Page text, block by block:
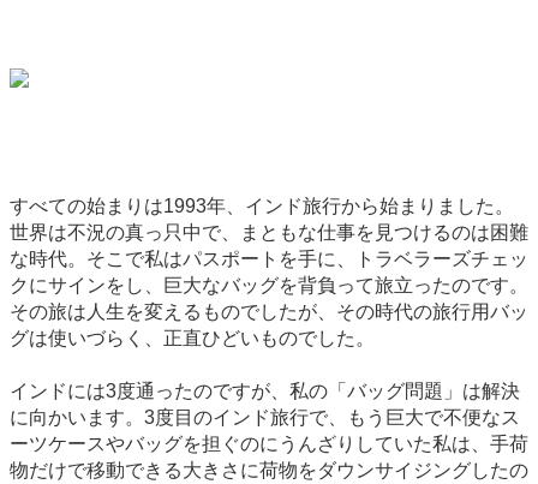
すべての始まりは1993年、インド旅行から始まりました。
世界は不況の真っ只中で、まともな仕事を見つけるのは困難
な時代。そこで私はパスポートを手に、トラベラーズチェッ
クにサインをし、巨大なバッグを背負って旅立ったのです。
その旅は人生を変えるものでしたが、その時代の旅行用バッ
グは使いづらく、正直ひどいものでした。
インドには3度通ったのですが、私の「バッグ問題」は解決
に向かいます。3度目のインド旅行で、もう巨大で不便なス
ーツケースやバッグを担ぐのにうんざりしていた私は、手荷
物だけで移動できる大きさに荷物をダウンサイジングしたの